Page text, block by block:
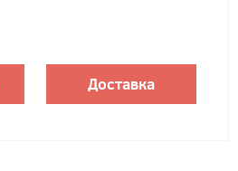
Доставка